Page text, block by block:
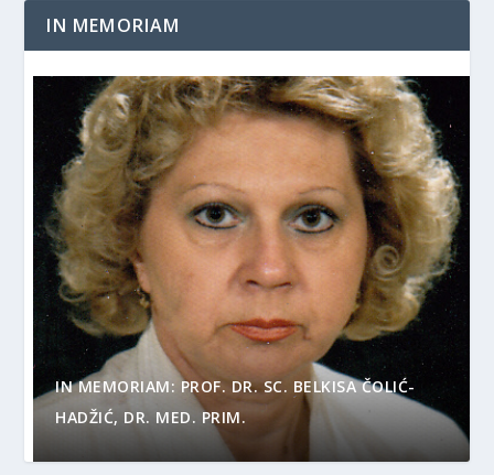
IN MEMORIAM
IN MEMORIAM: PROF. DR. SC. BELKISA ČOLIĆ-
HADŽIĆ, DR. MED. PRIM.